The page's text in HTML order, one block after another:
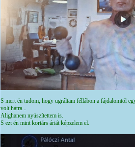
S mert én tudom, hogy ugráltam féllábon a fájdalomtól
volt hátra...
Alighanem nyüszítettem is.
S ezt én mint kortárs áriát képzelem el.